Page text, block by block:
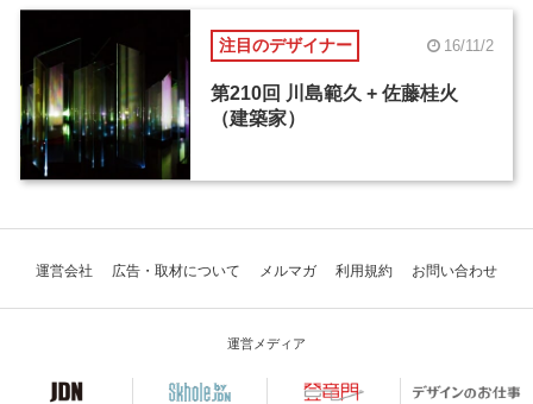
COLUMN
コラム 注目のデザイナー 16/11/2
第210回 川島範久 + 佐藤桂火
（建築家）
運営会社 広告・取材について メルマガ 利用規約 お問い合わせ
運営メディア